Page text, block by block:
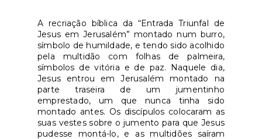
A recriação bíblica da “Entrada Triunfal de
Jesus em Jerusalém” montado num burro,
símbolo de humildade, e tendo sido acolhido
pela multidão com folhas de palmeira,
símbolos de vitória e de paz. Naquele dia,
Jesus entrou em Jerusalém montado na
parte traseira de um jumentinho
emprestado, um que nunca tinha sido
montado antes. Os discípulos colocaram as
suas vestes sobre o jumento para que Jesus
pudesse montá-lo, e as multidões saíram